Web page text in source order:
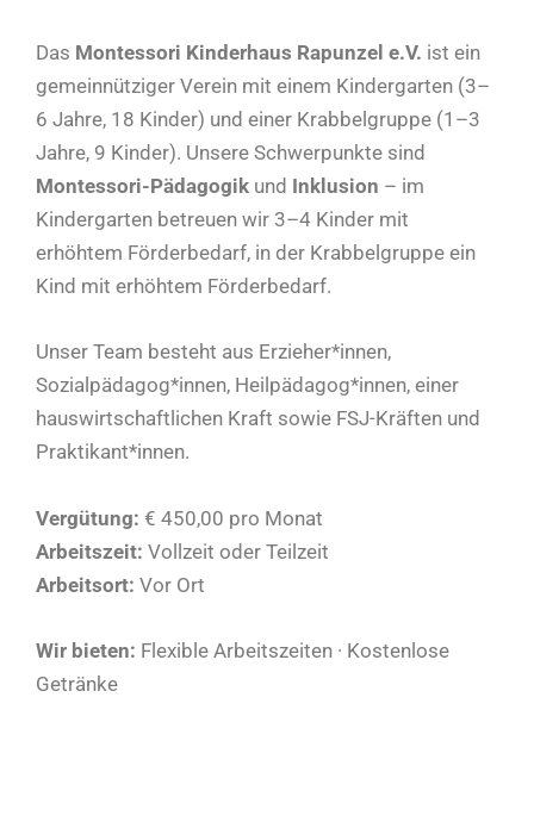
Das Montessori Kinderhaus Rapunzel e.V. ist ein
gemeinnütziger Verein mit einem Kindergarten (3–
6 Jahre, 18 Kinder) und einer Krabbelgruppe (1–3
Jahre, 9 Kinder). Unsere Schwerpunkte sind
Montessori-Pädagogik und Inklusion – im
Kindergarten betreuen wir 3–4 Kinder mit
erhöhtem Förderbedarf, in der Krabbelgruppe ein
Kind mit erhöhtem Förderbedarf.
Unser Team besteht aus Erzieher*innen,
Sozialpädagog*innen, Heilpädagog*innen, einer
hauswirtschaftlichen Kraft sowie FSJ-Kräften und
Praktikant*innen.
Vergütung: € 450,00 pro Monat
Arbeitszeit: Vollzeit oder Teilzeit
Arbeitsort: Vor Ort
Wir bieten: Flexible Arbeitszeiten · Kostenlose
Getränke